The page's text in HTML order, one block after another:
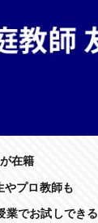
在籍
やプロ教師も
業でお試しできる